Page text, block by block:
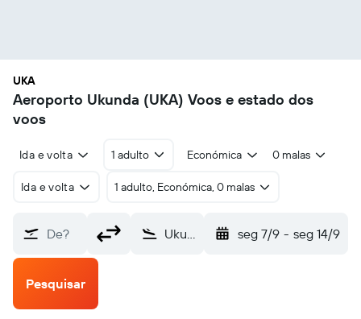
UKA
Aeroporto Ukunda (UKA) Voos e estado dos
voos
Ida e volta 1 adulto Económica 0 malas
Ida e volta 1 adulto, Económica, 0 malas
De? Ukunda (UKA) seg 7/9 - seg 14/9
Pesquisar